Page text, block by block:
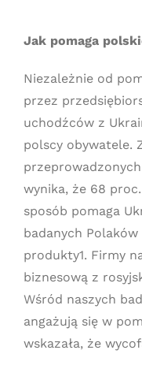
Jak pomaga
Niezależnie od
przez
uchodźców z
polscy obywatele.
wynika, że 68
sposób pomaga
badanych
produkty1. Firmy
biznesową z
Wśród naszych
angażują się w
wskazała, że